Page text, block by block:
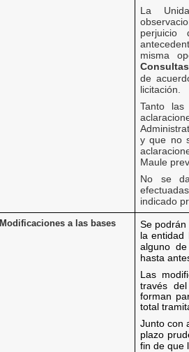
La
perjuicio
misma
de
licitación.
Tanto las
y que no
Maule
No se
indicado
Modificaciones a las bases
Se
la entidad
alguno
hasta
Las
través
forman
total
Junto con
plazo
fin de que